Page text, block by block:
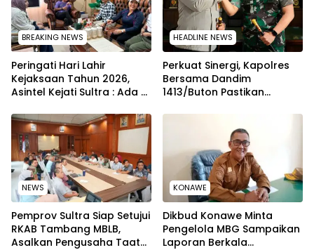
BREAKING NEWS
Peringati Hari Lahir
Kejaksaan Tahun 2026,
Asintel Kejati Sultra : Ada
sampai Adhyaksa Run
HEADLINE NEWS
Perkuat Sinergi, Kapolres
Bersama Dandim
1413/Buton Pastikan
Terjaga
NEWS
Pemprov Sultra Siap Setujui
RKAB Tambang MBLB,
Asalkan Pengusaha Taat
KONAWE
Dikbud Konawe Minta
Pengelola MBG Sampaikan
Laporan Berkala